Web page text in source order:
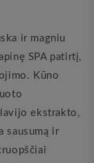
ir magniu
SPA patirtį,
Kūno
ekstrakto,
sausumą ir